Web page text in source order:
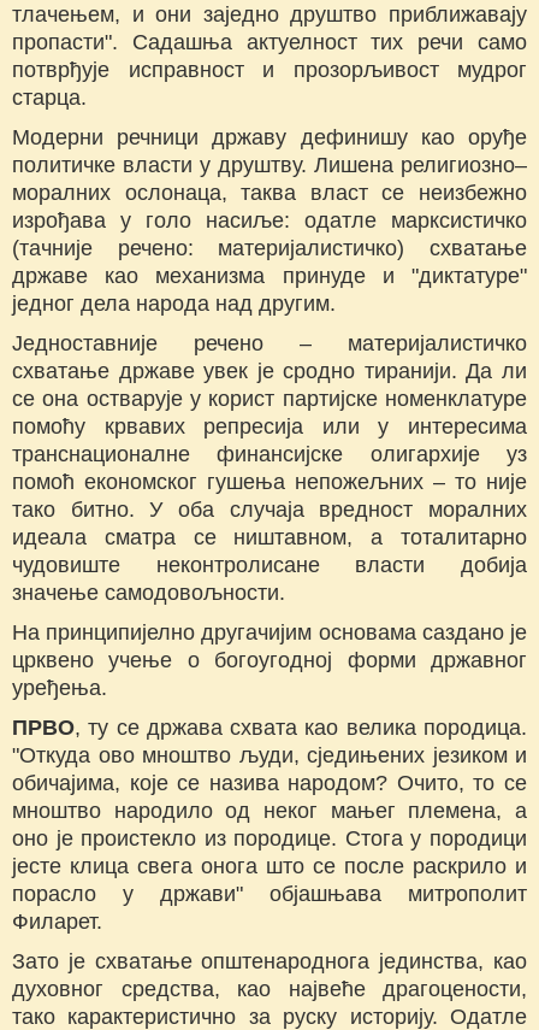
тлачењем, и они заједно друштво приближавају
пропасти". Садашња актуелност тих речи само
потврђује исправност и прозорљивост мудрог
старца.
Модерни речници државу дефинишу као оруђе
политичке власти у друштву. Лишена религиозно–
моралних ослонаца, таква власт се неизбежно
изрођава у голо насиље: одатле марксистичко
(тачније речено: материјалистичко) схватање
државе као механизма принуде и "диктатуре"
једног дела народа над другим.
Једноставније речено – материјалистичко
схватање државе увек је сродно тиранији. Да ли
се она остварује у корист партијске номенклатуре
помоћу крвавих репресија или у интересима
транснационалне финансијске олигархије уз
помоћ економског гушења непожељних – то није
тако битно. У оба случаја вредност моралних
идеала сматра се ништавном, а тоталитарно
чудовиште неконтролисане власти добија
значење самодовољности.
На принципијелно другачијим основама саздано је
црквено учење о богоугодној форми државног
уређења.
ПРВО, ту се држава схвата као велика породица.
"Откуда ово мноштво људи, сједињених језиком и
обичајима, које се назива народом? Очито, то се
мноштво народило од неког мањег племена, а
оно је проистекло из породице. Стога у породици
јесте клица свега онога што се после раскрило и
порасло у држави" објашњава митрополит
Филарет.
Зато је схватање општенароднога јединства, као
духовног средства, као највеће драгоцености,
тако карактеристично за руску историју. Одатле